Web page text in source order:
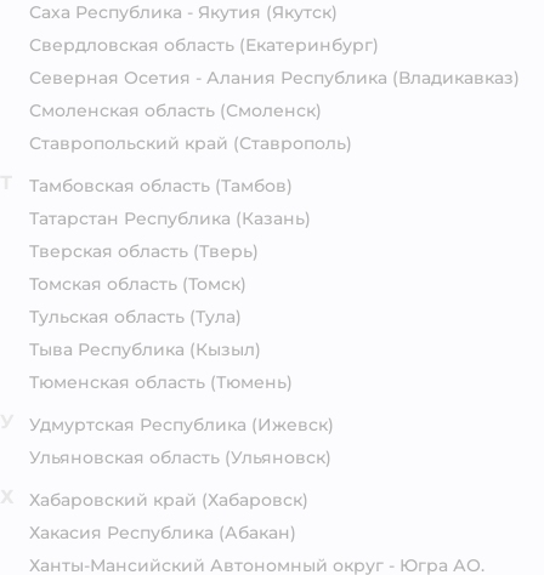
Саха Республика - Якутия (Якутск)
Свердловская область (Екатеринбург)
Северная Осетия - Алания Республика (Владикавказ)
Смоленская область (Смоленск)
Ставропольский край (Ставрополь)
Тамбовская область (Тамбов)
Татарстан Республика (Казань)
Тверская область (Тверь)
Томская область (Томск)
Тульская область (Тула)
Тыва Республика (Кызыл)
Тюменская область (Тюмень)
Удмуртская Республика (Ижевск)
Ульяновская область (Ульяновск)
Хабаровский край (Хабаровск)
Хакасия Республика (Абакан)
Ханты-Мансийский Автономный округ - Югра АО.